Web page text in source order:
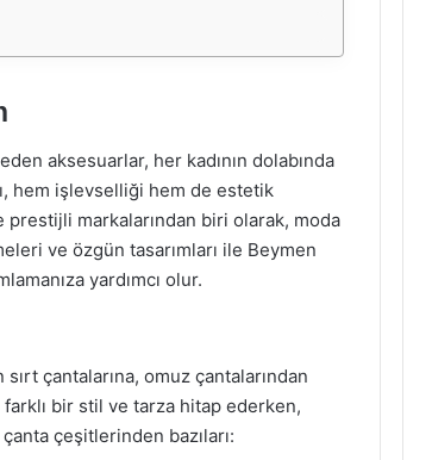
aksesuarlar, her kadının dolabında
hem işlevselliği hem de estetik
prestijli markalarından biri olarak, moda
ve özgün tasarımları ile Beymen
yardımcı olur.
çantalarına, omuz çantalarından
bir stil ve tarza hitap ederken,
çeşitlerinden bazıları: